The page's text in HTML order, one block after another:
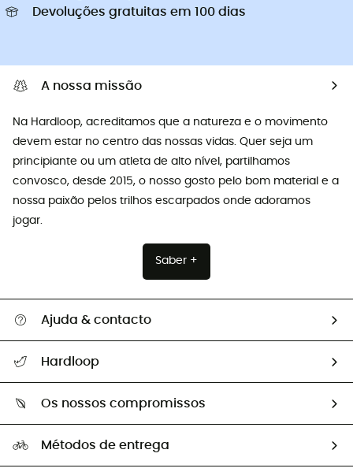
Devoluções gratuitas em 100 dias
A nossa missão
Na Hardloop, acreditamos que a natureza e o movimento
devem estar no centro das nossas vidas. Quer seja um
principiante ou um atleta de alto nível, partilhamos
convosco, desde 2015, o nosso gosto pelo bom material e a
nossa paixão pelos trilhos escarpados onde adoramos
jogar.
Saber +
Ajuda & contacto
Devoluções e reembolsos
Guia de tamanhos
Trocas & Devoluções
Hardloop
Os nossos embaixadores
Os nossos compromissos
Métodos de entrega